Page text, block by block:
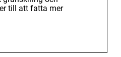
till att fatta mer